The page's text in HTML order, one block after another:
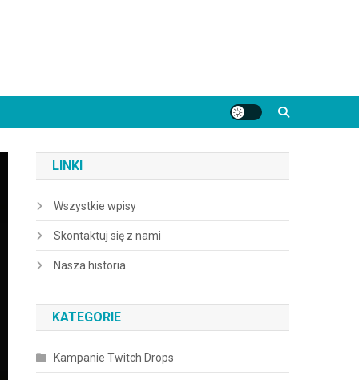
LINKI
Wszystkie wpisy
Skontaktuj się z nami
Nasza historia
KATEGORIE
Kampanie Twitch Drops